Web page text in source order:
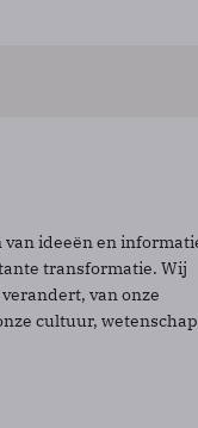
van ideeën en
transformatie. Wij
van onze
cultuur, wetenschap